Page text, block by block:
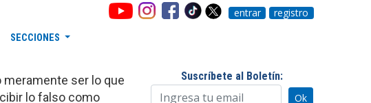
entrar registro
SECCIONES
meramente ser lo que
lo falso como
Suscríbete al Boletín: